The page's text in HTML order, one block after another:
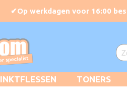
INKTFLESSEN TONERS